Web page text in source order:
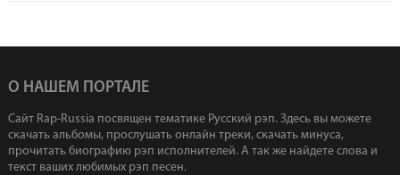
О НАШЕМ ПОРТАЛЕ
Сайт Rap-Russia посвящен тематике Русский рэп. Здесь вы можете
скачать альбомы, прослушать онлайн треки, скачать минуса,
прочитать биографию рэп исполнителей. А так же найдете слова и
текст ваших любимых рэп песен.